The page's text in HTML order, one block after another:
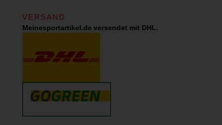
VERSAND
Meinesportartikel.de versendet mit DHL.